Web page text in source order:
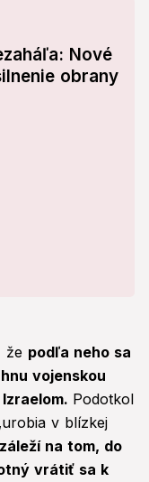
Nové
obrany
že podľa neho sa
vojenskou
Podotkol
v blízkej
na tom, do
vrátiť sa k